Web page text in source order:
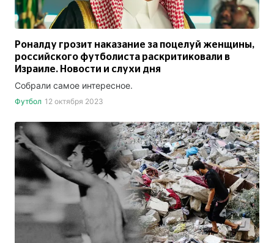
Роналду грозит наказание за поцелуй женщины,
российского футболиста раскритиковали в
Израиле. Новости и слухи дня
Собрали самое интересное.
Футбол 12 октября 2023